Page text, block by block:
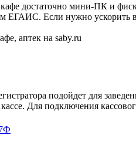
достаточно мини-ПК и
ЕГАИС. Если нужно ускорить
подойдет для
Для подключения